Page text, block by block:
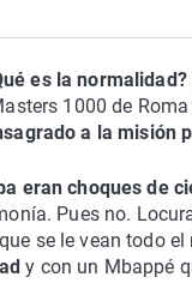
es la
1000 de
a la misión
eran choques de
Pues no.
se le vean todo
y con un Mbappé